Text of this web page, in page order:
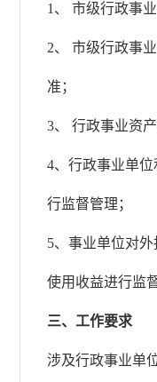
1、 市级行政事
2、 市级行政事
准；
3、 行政事业资
4、行政事业单
行监督管理；
5、事业单位对
使用收益进行监
三、工作要求
涉及行政事业单